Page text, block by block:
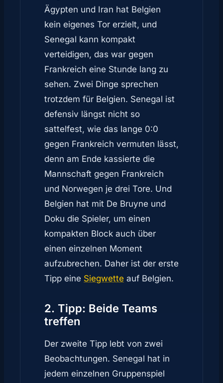
Ägypten und Iran hat Belgien
kein eigenes Tor erzielt, und
Senegal kann kompakt
verteidigen, das war gegen
Frankreich eine Stunde lang zu
sehen. Zwei Dinge sprechen
trotzdem für Belgien. Senegal ist
defensiv längst nicht so
sattelfest, wie das lange 0:0
gegen Frankreich vermuten lässt,
denn am Ende kassierte die
Mannschaft gegen Frankreich
und Norwegen je drei Tore. Und
Belgien hat mit De Bruyne und
Doku die Spieler, um einen
kompakten Block auch über
einen einzelnen Moment
aufzubrechen. Daher ist der erste
Tipp eine Siegwette auf Belgien.
2. Tipp: Beide Teams
treffen
Der zweite Tipp lebt von zwei
Beobachtungen. Senegal hat in
jedem einzelnen Gruppenspiel